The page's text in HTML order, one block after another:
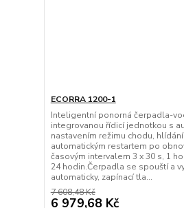
ECORRA 1200-1
Inteligentní ponorná čerpadla-
integrovanou řídicí jednotkou s
nastavením režimu chodu,
automatickým restartem po
časovým intervalem 3 x 30 s, 1
24 hodin.Čerpadla se spouští a
automaticky, zapínací tla...
7 608,48 Kč
6 979,68 Kč